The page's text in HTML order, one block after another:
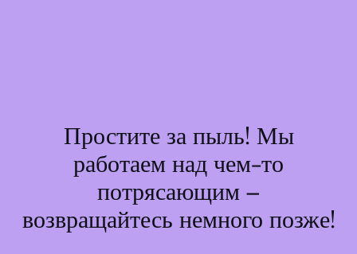
Простите за пыль! Мы
работаем над чем-то
потрясающим –
возвращайтесь немного позже!